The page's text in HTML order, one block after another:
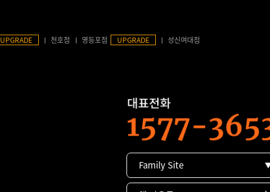
UPGRADE 천호점 영등포점 UPGRADE 성신여대점
Family Site